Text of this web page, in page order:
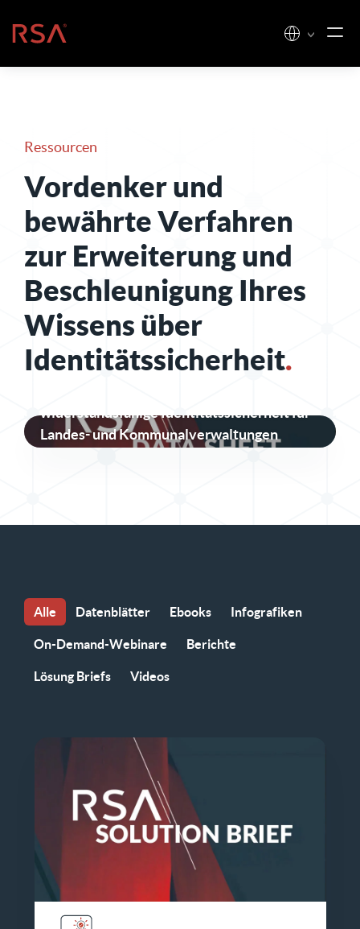
Startseite
Ressourcen
Vordenker und
bewährte Verfahren
zur Erweiterung und
Beschleunigung Ihres
Wissens über
Identitätssicherheit.
widerstandsfähige Identitätssicherheit für
Landes- und Kommunalverwaltungen
Alle Datenblätter Ebooks Infografiken
On-Demand-Webinare Berichte
Lösung Briefs Videos